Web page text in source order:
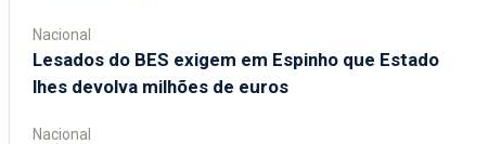
Nacional
Lesados do BES exigem em Espinho que Estado
lhes devolva milhões de euros
Nacional